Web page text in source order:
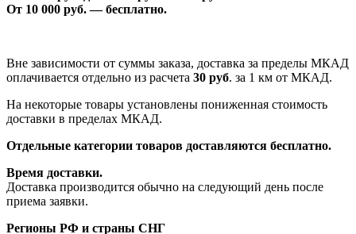
От 10 000 руб. — бесплатно.
Вне зависимости от суммы заказа, доставка за пределы МКАД
оплачивается отдельно из расчета 30 руб. за 1 км от МКАД.
На некоторые товары установлены пониженная стоимость
доставки в пределах МКАД.
Отдельные категории товаров доставляются бесплатно.
Время доставки.
Доставка производится обычно на следующий день после
приема заявки.
Регионы РФ и страны СНГ